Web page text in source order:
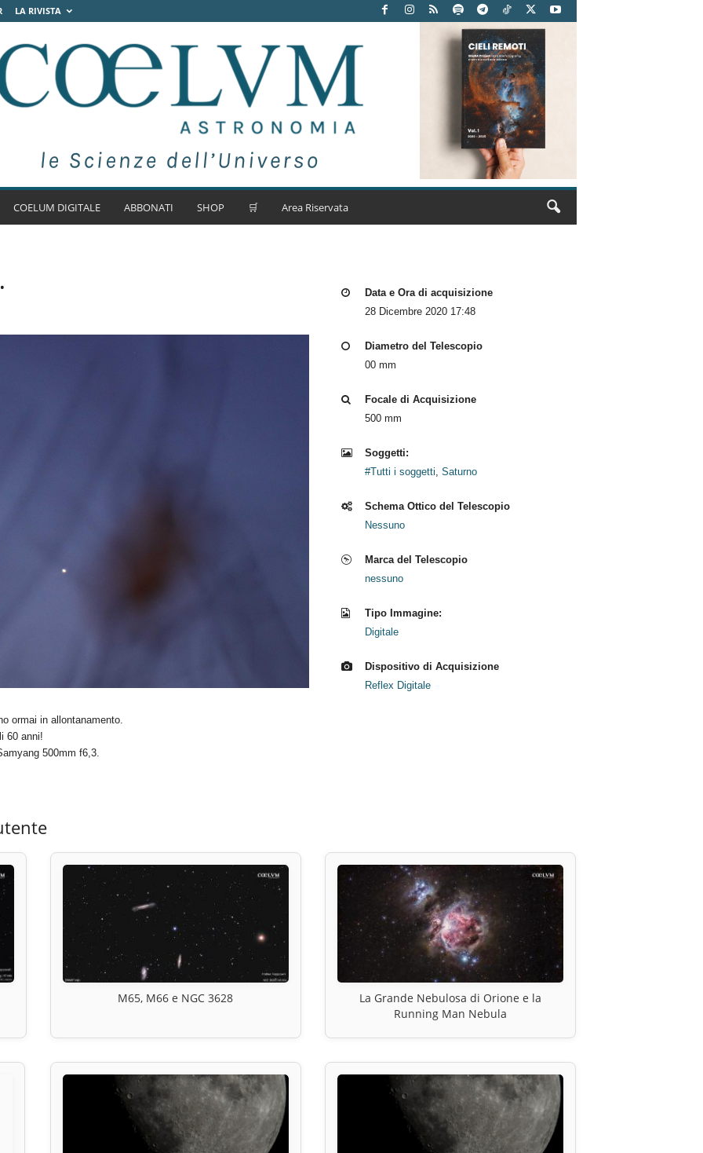
LA RIVISTA
COELUM DIGITALE ABBONATI SHOP 🛒 Area Riservata
ormai in allontanamento.
60 anni!
500mm f6,3.
Data e Ora di acquisizione
28 Dicembre 2020 17:48
Diametro del Telescopio
00 mm
Focale di Acquisizione
500 mm
Soggetti:
#Tutti i soggetti, Saturno
Schema Ottico del Telescopio
Nessuno
Marca del Telescopio
nessuno
Tipo Immagine:
Digitale
Dispositivo di Acquisizione
Reflex Digitale
M65, M66 e NGC 3628
La Grande Nebulosa di Orione e la
Running Man Nebula